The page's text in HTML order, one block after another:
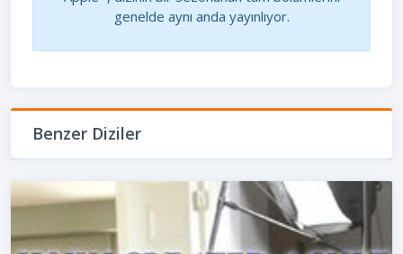
genelde aynı anda yayınlıyor.
Benzer Diziler